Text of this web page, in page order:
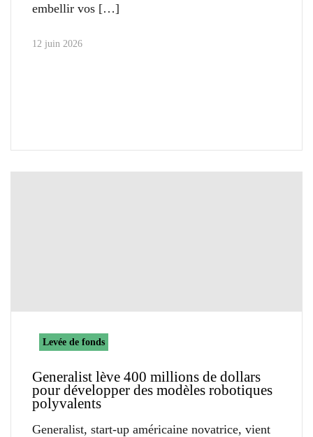
embellir vos
12 juin 2026
Levée de fonds
Generalist lève 400 millions de dollars
pour développer des modèles robotiques
polyvalents
Generalist, start-up américaine novatrice, vient